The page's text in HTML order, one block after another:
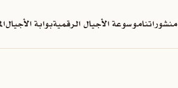
منشوراتناموسوعة الأجيال الرقميةبوابة الأجيال